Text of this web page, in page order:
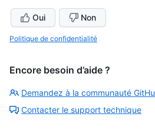
Oui Non
Politique de confidentialité
Encore besoin d’aide ?
Demandez à la communauté
Contacter le support technique